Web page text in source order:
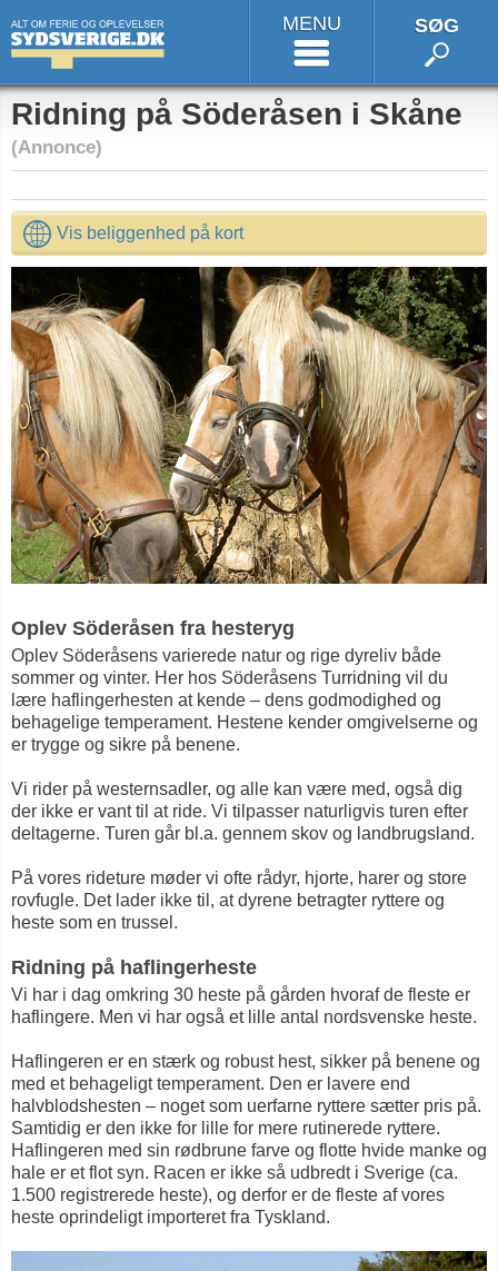
MENU SØG
Ridning på Söderåsen i Skåne
(Annonce)
Vis beliggenhed på kort
Oplev Söderåsen fra hesteryg
Oplev Söderåsens varierede natur og rige dyreliv både
sommer og vinter. Her hos Söderåsens Turridning vil du
lære haflingerhesten at kende – dens godmodighed og
behagelige temperament. Hestene kender omgivelserne og
er trygge og sikre på benene.
Vi rider på westernsadler, og alle kan være med, også dig
der ikke er vant til at ride. Vi tilpasser naturligvis turen efter
deltagerne. Turen går bl.a. gennem skov og landbrugsland.
På vores rideture møder vi ofte rådyr, hjorte, harer og store
rovfugle. Det lader ikke til, at dyrene betragter ryttere og
heste som en trussel.
Ridning på haflingerheste
Vi har i dag omkring 30 heste på gården hvoraf de fleste er
haflingere. Men vi har også et lille antal nordsvenske heste.
Haflingeren er en stærk og robust hest, sikker på benene og
med et behageligt temperament. Den er lavere end
halvblodshesten – noget som uerfarne ryttere sætter pris på.
Samtidig er den ikke for lille for mere rutinerede ryttere.
Haflingeren med sin rødbrune farve og flotte hvide manke og
hale er et flot syn. Racen er ikke så udbredt i Sverige (ca.
1.500 registrerede heste), og derfor er de fleste af vores
heste oprindeligt importeret fra Tyskland.